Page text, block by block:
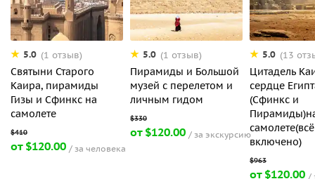
5.0 (1 отзыв)
Святыни Старого
Каира, пирамиды
Гизы и Сфинкс на
самолете
от $120.00 за человека
5.0 (1 отзыв)
Пирамиды и Большой
музей с перелетом и
личным гидом
от $120.00 за экскурсию
5.0 (13
Цитадель
сердце
(Сфинкс и
самолете(всё
включено)
от $120.00